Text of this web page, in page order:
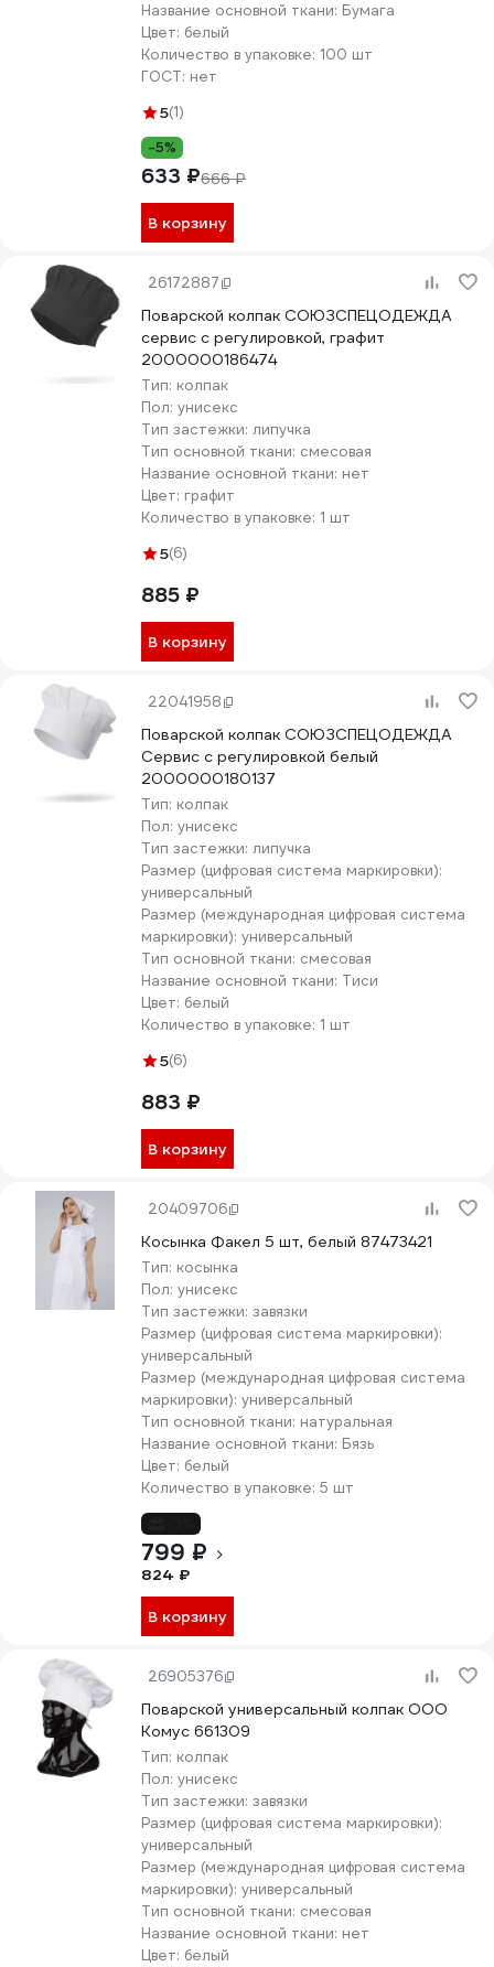
Название основной ткани: Бумага
Цвет: белый
Количество в упаковке: 100 шт
ГОСТ: нет
5(1)
-5%
633 ₽666 ₽
В корзину
26172887
Поварской колпак СОЮЗСПЕЦОДЕЖДА
сервис с регулировкой, графит
2000000186474
Тип: колпак
Пол: унисекс
Тип застежки: липучка
Тип основной ткани: смесовая
Название основной ткани: нет
Цвет: графит
Количество в упаковке: 1 шт
5(6)
885 ₽
В корзину
22041958
Поварской колпак СОЮЗСПЕЦОДЕЖДА
Сервис с регулировкой белый
2000000180137
Тип: колпак
Пол: унисекс
Тип застежки: липучка
Размер (цифровая система маркировки):
универсальный
Размер (международная цифровая система
маркировки): универсальный
Тип основной ткани: смесовая
Название основной ткани: Тиси
Цвет: белый
Количество в упаковке: 1 шт
5(6)
883 ₽
В корзину
20409706
Косынка Факел 5 шт, белый 87473421
Тип: косынка
Пол: унисекс
Тип застежки: завязки
Размер (цифровая система маркировки):
универсальный
Размер (международная цифровая система
маркировки): универсальный
Тип основной ткани: натуральная
Название основной ткани: Бязь
Цвет: белый
Количество в упаковке: 5 шт
799 ₽
824 ₽
В корзину
26905376
Поварской универсальный колпак ООО
Комус 661309
Тип: колпак
Пол: унисекс
Тип застежки: завязки
Размер (цифровая система маркировки):
универсальный
Размер (международная цифровая система
маркировки): универсальный
Тип основной ткани: смесовая
Название основной ткани: нет
Цвет: белый